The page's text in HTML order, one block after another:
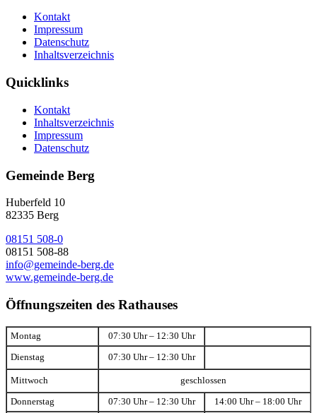
Kontakt
Impressum
Datenschutz
Inhaltsverzeichnis
Quicklinks
Kontakt
Inhaltsverzeichnis
Impressum
Datenschutz
Gemeinde Berg
Huberfeld 10
82335 Berg
08151 508-0
08151 508-88
info@gemeinde-berg.de
www.gemeinde-berg.de
Öffnungszeiten des Rathauses
Montag 07:30 Uhr – 12:30 Uhr
Dienstag 07:30 Uhr – 12:30 Uhr
Mittwoch geschlossen
Donnerstag 07:30 Uhr – 12:30 Uhr 14:00 Uhr – 18:00 Uhr